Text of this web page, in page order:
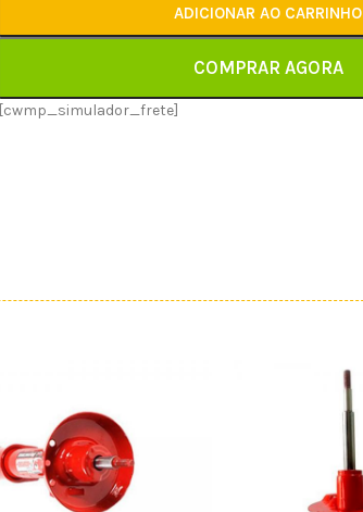
ADICIONAR AO CARRINHO
COMPRAR AGORA
[cwmp_simulador_frete]